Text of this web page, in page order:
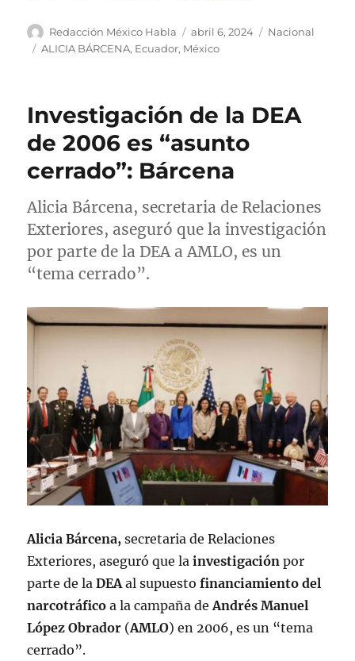
— Luis Alberto Medina
(@elalbertomedina)April 6, 2024
A
u
Redacción México Habla
P
u
c
d
o
e
abril 6, 2024
C
o
Nacional
E
u
e
t
a
s
ALICIA BÁRCENA, Ecuador, México
Investigación de la DEA
de 2006 es “asunto
cerrado”: Bárcena
Alicia Bárcena, secretaria de Relaciones
Exteriores, aseguró que la investigación
por parte de la DEA a AMLO, es un
“tema cerrado”.
Alicia Bárcena, secretaria de Relaciones
Exteriores, aseguró que la investigación por
parte de la DEAal supuestofinanciamiento del
narcotráficoa la campaña deAndrés Manuel
López Obrador (AMLO) en 2006, es un “tema
cerrado”.